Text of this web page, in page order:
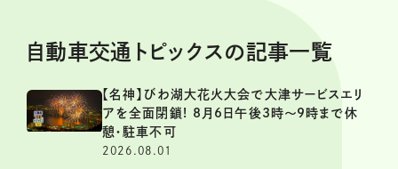
自動車交通トピックスの記事一覧
【名神】びわ湖大花火大会で大津サービスエリ
アを全面閉鎖! 8月6日午後3時～9時まで休
憩・駐車不可
2026.08.01